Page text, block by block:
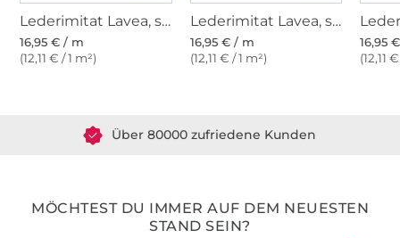
Lederimitat Lavea, silber
16,95 € / m
(12,11 € / 1 m²)
Lederimitat Lavea, schwarz
16,95 € / m
(12,11 € / 1 m²)
16,95
(12,11
MÖCHTEST DU IMMER AUF DEM NEUESTEN
STAND SEIN?